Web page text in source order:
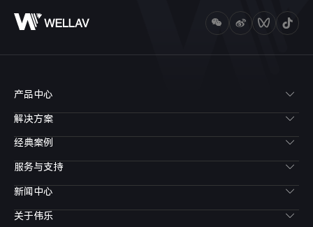
产品中心
解决方案
经典案例
服务与支持
新闻中心
关于伟乐